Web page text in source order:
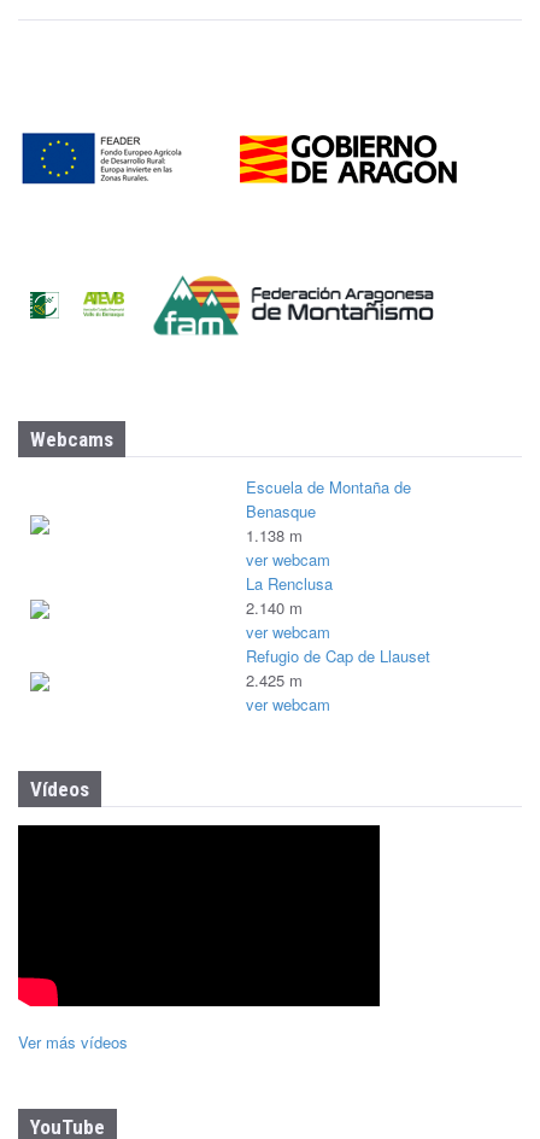
Webcams
Escuela de Montaña de
Benasque
1.138 m
ver webcam
La Renclusa
2.140 m
ver webcam
Refugio de Cap de Llauset
2.425 m
ver webcam
Vídeos
Ver más vídeos
YouTube